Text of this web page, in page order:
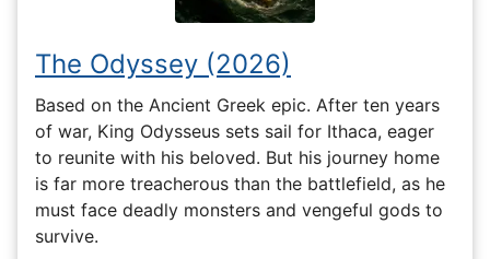
The Odyssey (2026)
Based on the Ancient Greek epic. After ten years
of war, King Odysseus sets sail for Ithaca, eager
to reunite with his beloved. But his journey home
is far more treacherous than the battlefield, as he
must face deadly monsters and vengeful gods to
survive.